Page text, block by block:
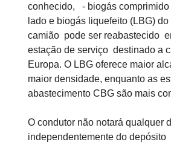
conhecido, - biogás comprimido
lado e biogás liquefeito (LBG)
camião pode ser reabastecido
estação de serviço destinado a
Europa. O LBG oferece maior
maior densidade, enquanto as
abastecimento CBG são mais
O condutor não notará qualquer
independentemente do depósito